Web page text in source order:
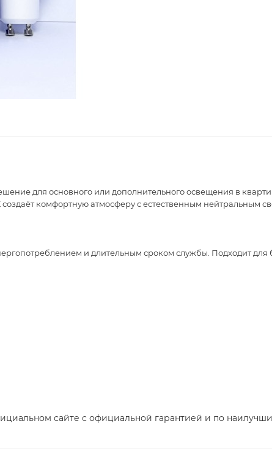
для основного или дополнительного освещения в
комфортную атмосферу с естественным нейтральным
и длительным сроком службы. Подходит
сайте с официальной гарантией и по